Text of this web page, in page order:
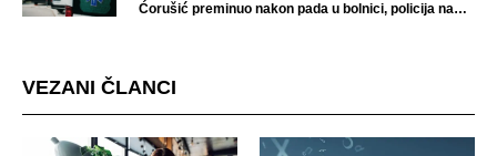
Ćorušić preminuo nakon pada u bolnici, policija na
VEZANI ČLANCI